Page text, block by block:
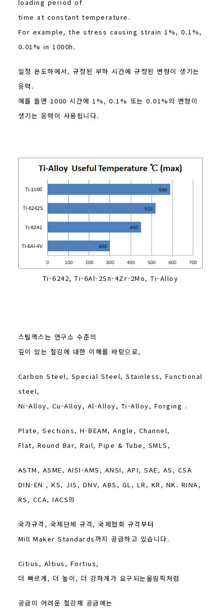
loading period of
time at constant temperature.
For example, the stress causing strain 1%, 0.1%,
0.01% in 1000h.
일정 온도하에서, 규정된 부하 시간에 규정된 변형이 생기는
응력.
예를 들면 1000 시간에 1%, 0.1% 또는 0.01%의 변형이
생기는 응력이 사용됩니다.
Ti-6242, Ti-6Al-2Sn-4Zr-2Mo, Ti-Alloy
스틸맥스는 연구소 수준의
깊이 있는 철강에 대한 이해를 바탕으로,
Carbon Steel, Special Steel, Stainless, Functional
steel,
Ni-Alloy, Cu-Alloy, Al-Alloy, Ti-Alloy, Forging .
Plate, Sections, H-BEAM, Angle, Channel,
Flat, Round Bar, Rail, Pipe & Tube, SMLS,
ASTM, ASME, AISI-AMS, ANSI, API, SAE, AS, CSA
DIN-EN , KS, JIS, DNV, ABS, GL, LR, KR, NK. RINA,
RS, CCA, IACS의
국가규격, 국제단체 규격, 국제협회 규격부터
Mill Maker Standards까지 공급하고 있습니다.
Citius, Altius, Fortius,
더 빠르게, 더 높이, 더 강하게가 요구되는올림픽처럼
공급이 어려운 철강재 공급에는